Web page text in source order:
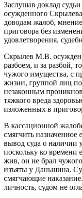
Заслушав доклад
осужденного
доводам жалоб,
приговора без
удовлетворения,
Скрылев М.В. осужден
разбоем, и за разбой,
чужого имущества, с
жизни, группой лиц по
незаконным
тяжкого вреда
изложенных в
В кассационной
смягчить
вывод суда о наличии
поскольку ко времени
жив, он не брал
изъяты у Даньшина.
смягчающие
личность, судом не